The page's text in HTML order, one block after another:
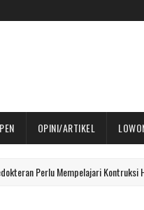
OPINI/ARTIKEL
Mempelajari Kontruksi Hukum